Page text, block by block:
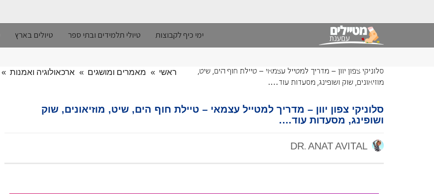
ימי כיף לקבוצות טיולי תלמידים ובתי ספר טיולים בארץ
סלוניקי צפון יוון – מדריך למטייל עצמאי – טיילת חוף הים, שיט,
מוזיאונים, שוק ושופינג, מסעדות עוד….
ראשי » מאמרים ומושגים » ארכאולוגיה ואמנות »
סלוניקי צפון יוון – מדריך למטייל עצמאי – טיילת חוף הים, שיט, מוזיאונים, שוק
ושופינג, מסעדות עוד….